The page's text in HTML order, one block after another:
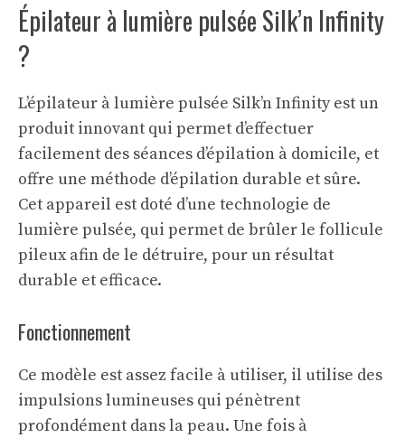
Épilateur à lumière pulsée Silk’n Infinity
?
L’épilateur à lumière pulsée Silk’n Infinity est un
produit innovant qui permet d’effectuer
facilement des séances d’épilation à domicile, et
offre une méthode d’épilation durable et sûre.
Cet appareil est doté d’une technologie de
lumière pulsée, qui permet de brûler le follicule
pileux afin de le détruire, pour un résultat
durable et efficace.
Fonctionnement
Ce modèle est assez facile à utiliser, il utilise des
impulsions lumineuses qui pénètrent
profondément dans la peau. Une fois à